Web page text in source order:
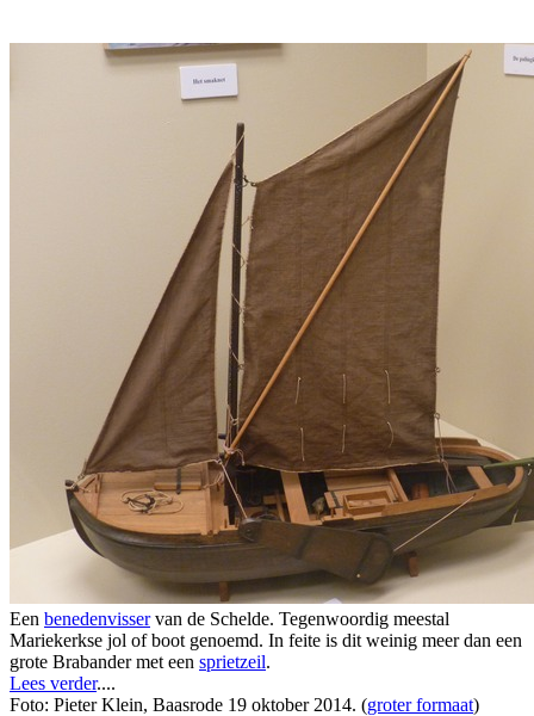
Een benedenvisservan de Schelde. Tegenwoordig meestal
Mariekerkse jol of boot genoemd. In feite is dit weinig meer dan een
grote Brabander met een sprietzeil.
Lees verder....
Foto: Pieter Klein, Baasrode 19 oktober 2014. (groter formaat)